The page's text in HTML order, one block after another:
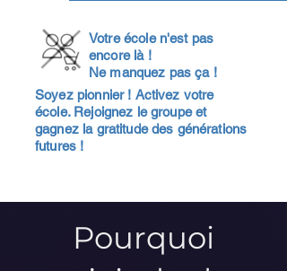
Votre école n'est pas
encore là !
Ne manquez pas ça !
Soyez pionnier ! Activez votre
école. Rejoignez le groupe et
gagnez la gratitude des générations
futures !
Pourquoi